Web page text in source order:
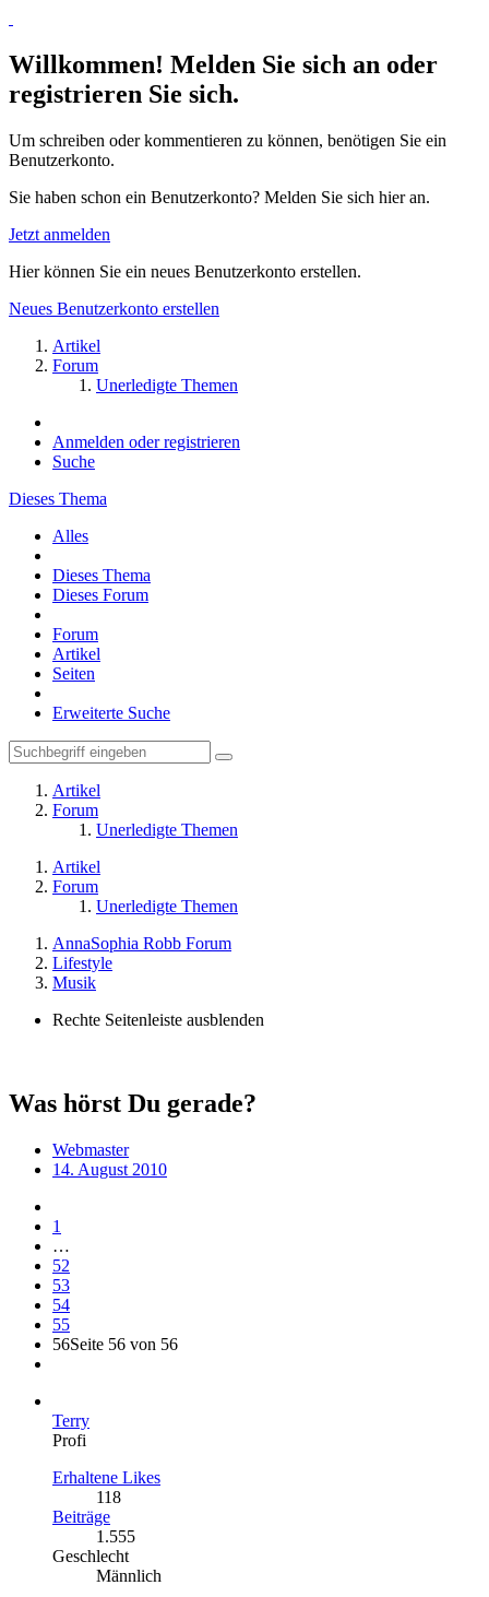
Willkommen! Melden Sie sich an oder
registrieren Sie sich.
Um schreiben oder kommentieren zu können, benötigen Sie ein
Benutzerkonto.
Sie haben schon ein Benutzerkonto? Melden Sie sich hier an.
Jetzt anmelden
Hier können Sie ein neues Benutzerkonto erstellen.
Neues Benutzerkonto erstellen
Artikel
Forum
Unerledigte Themen
Anmelden oder registrieren
Suche
Dieses Thema
Alles
Dieses Thema
Dieses Forum
Forum
Artikel
Seiten
Erweiterte Suche
Artikel
Forum
Unerledigte Themen
Artikel
Forum
Unerledigte Themen
AnnaSophia Robb Forum
Lifestyle
Musik
Rechte Seitenleiste ausblenden
Was hörst Du gerade?
Webmaster
14. August 2010
1
…
52
53
54
55
56Seite 56 von 56
Terry
Profi
Erhaltene Likes
118
Beiträge
1.555
Geschlecht
Männlich